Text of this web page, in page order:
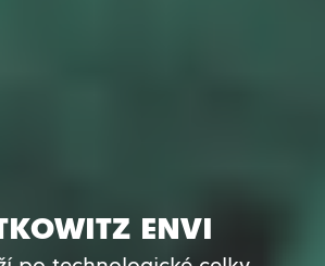
ENVI